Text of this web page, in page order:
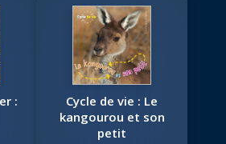
:
Cycle de vie : Le
kangourou et son
petit